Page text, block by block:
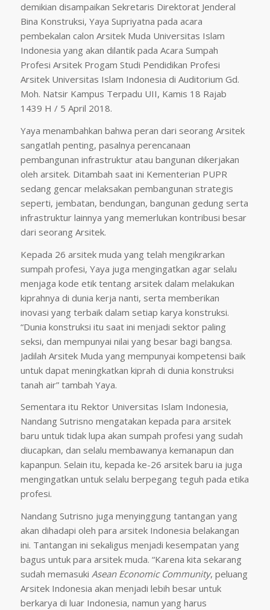
demikian disampaikan Sekretaris Direktorat Jenderal
Bina Konstruksi, Yaya Supriyatna pada acara
pembekalan calon Arsitek Muda Universitas Islam
Indonesia yang akan dilantik pada Acara Sumpah
Profesi Arsitek Progam Studi Pendidikan Profesi
Arsitek Universitas Islam Indonesia di Auditorium Gd.
Moh. Natsir Kampus Terpadu UII, Kamis 18 Rajab
1439 H / 5 April 2018.
Yaya menambahkan bahwa peran dari seorang Arsitek
sangatlah penting, pasalnya perencanaan
pembangunan infrastruktur atau bangunan dikerjakan
oleh arsitek. Ditambah saat ini Kementerian PUPR
sedang gencar melaksakan pembangunan strategis
seperti, jembatan, bendungan, bangunan gedung serta
infrastruktur lainnya yang memerlukan kontribusi besar
dari seorang Arsitek.
Kepada 26 arsitek muda yang telah mengikrarkan
sumpah profesi, Yaya juga mengingatkan agar selalu
menjaga kode etik tentang arsitek dalam melakukan
kiprahnya di dunia kerja nanti, serta memberikan
inovasi yang terbaik dalam setiap karya konstruksi.
“Dunia konstruksi itu saat ini menjadi sektor paling
seksi, dan mempunyai nilai yang besar bagi bangsa.
Jadilah Arsitek Muda yang mempunyai kompetensi baik
untuk dapat meningkatkan kiprah di dunia konstruksi
tanah air” tambah Yaya.
Sementara itu Rektor Universitas Islam Indonesia,
Nandang Sutrisno mengatakan kepada para arsitek
baru untuk tidak lupa akan sumpah profesi yang sudah
diucapkan, dan selalu membawanya kemanapun dan
kapanpun. Selain itu, kepada ke-26 arsitek baru ia juga
mengingatkan untuk selalu berpegang teguh pada etika
profesi.
Nandang Sutrisno juga menyinggung tantangan yang
akan dihadapi oleh para arsitek Indonesia belakangan
ini. Tantangan ini sekaligus menjadi kesempatan yang
bagus untuk para arsitek muda. “Karena kita sekarang
sudah memasuki Asean Economic Community, peluang
Arsitek Indonesia akan menjadi lebih besar untuk
berkarya di luar Indonesia, namun yang harus